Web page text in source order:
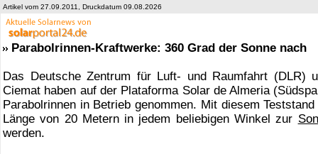
Artikel vom 27.09.2011, Druckdatum 09.08.2026
Parabolrinnen-Kraftwerke: 360 Grad der Sonne nach
Das Deutsche Zentrum für Luft- und Raumfahrt (DLR)
Ciemat haben auf der Plataforma Solar de Almeria
Parabolrinnen in Betrieb genommen. Mit diesem
Länge von 20 Metern in jedem beliebigen Winkel zur
werden.